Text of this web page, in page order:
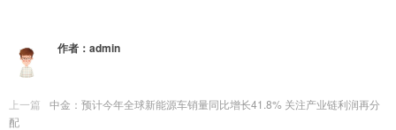
作者： admin
上一篇
中金：预计今年全球新能源车销量同比增长41.8% 关注产业链利润再分
配